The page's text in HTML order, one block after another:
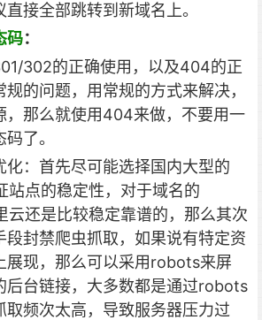
接全部跳转到新域名上。
码：
302的正确使用，以及404的正
的问题，用常规的方式来解决，
，那么就使用404来做，不要用一
了。
化：首先尽可能选择国内大型的
站点的稳定性，对于域名的
云还是比较稳定靠谱的，那么其次
段封禁爬虫抓取，如果说有特定资
展现，那么可以采用robots来屏
后台链接，大多数都是通过robots
取频次太高，导致服务器压力过